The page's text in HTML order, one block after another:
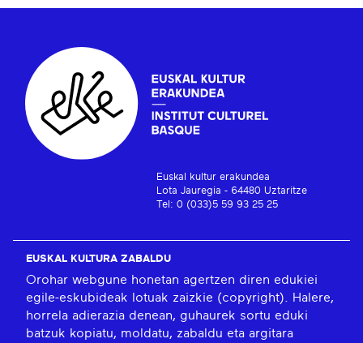
Euskal kultur erakundea
Lota Jauregia - 64480 Uztaritze
Tel: 0 (033)5 59 93 25 25
EUSKAL KULTURA ZABALDU
Orohar webgune honetan agertzen diren edukiei
egile-eskubideak lotuak zaizkie (copyright). Halere,
horrela adierazia denean, guhaurek sortu eduki
batzuk kopiatu, moldatu, zabaldu eta argitara